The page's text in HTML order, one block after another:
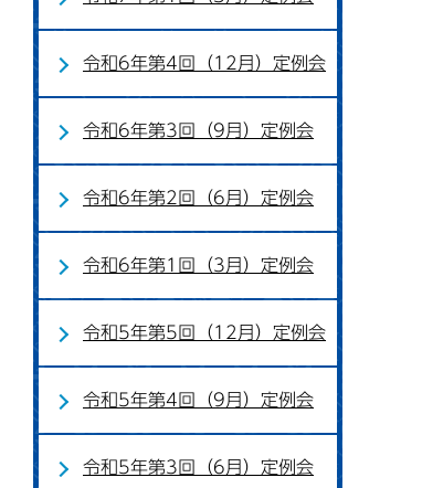
令和6年第4回（12月）定例会
令和6年第3回（9月）定例会
令和6年第2回（6月）定例会
令和6年第1回（3月）定例会
令和5年第5回（12月）定例会
令和5年第4回（9月）定例会
令和5年第3回（6月）定例会